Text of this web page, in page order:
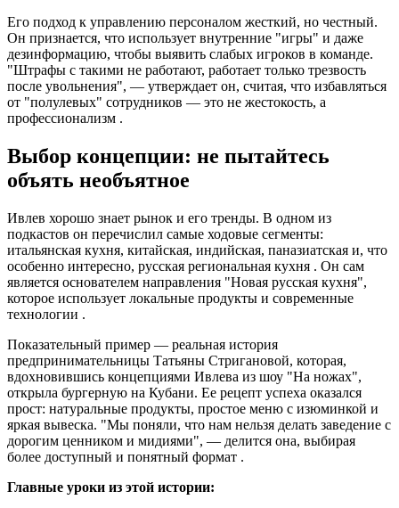
Его подход к управлению персоналом жесткий, но честный.
Он признается, что использует внутренние "игры" и даже
дезинформацию, чтобы выявить слабых игроков в команде.
"Штрафы с такими не работают, работает только трезвость
после увольнения", — утверждает он, считая, что избавляться
от "полулевых" сотрудников — это не жестокость, а
профессионализм .
Выбор концепции: не пытайтесь
объять необъятное
Ивлев хорошо знает рынок и его тренды. В одном из
подкастов он перечислил самые ходовые сегменты:
итальянская кухня, китайская, индийская, паназиатская и, что
особенно интересно, русская региональная кухня . Он сам
является основателем направления "Новая русская кухня",
которое использует локальные продукты и современные
технологии .
Показательный пример — реальная история
предпринимательницы Татьяны Стригановой, которая,
вдохновившись концепциями Ивлева из шоу "На ножах",
открыла бургерную на Кубани. Ее рецепт успеха оказался
прост: натуральные продукты, простое меню с изюминкой и
яркая вывеска. "Мы поняли, что нам нельзя делать заведение с
дорогим ценником и мидиями", — делится она, выбирая
более доступный и понятный формат .
Главные уроки из этой истории: